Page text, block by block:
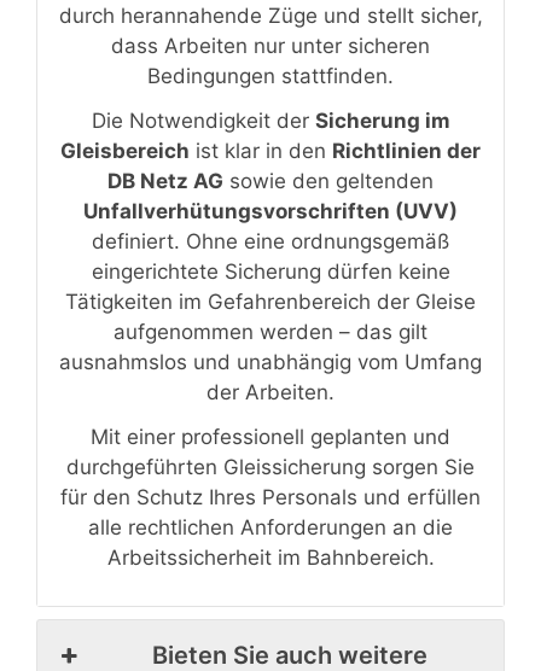
durch herannahende Züge und stellt sicher,
dass Arbeiten nur unter sicheren
Bedingungen stattfinden.
Die Notwendigkeit der Sicherung im
Gleisbereich ist klar in den Richtlinien der
DB Netz AG sowie den geltenden
Unfallverhütungsvorschriften (UVV)
definiert. Ohne eine ordnungsgemäß
eingerichtete Sicherung dürfen keine
Tätigkeiten im Gefahrenbereich der Gleise
aufgenommen werden – das gilt
ausnahmslos und unabhängig vom Umfang
der Arbeiten.
Mit einer professionell geplanten und
durchgeführten Gleissicherung sorgen Sie
für den Schutz Ihres Personals und erfüllen
alle rechtlichen Anforderungen an die
Arbeitssicherheit im Bahnbereich.
Bieten Sie auch weitere